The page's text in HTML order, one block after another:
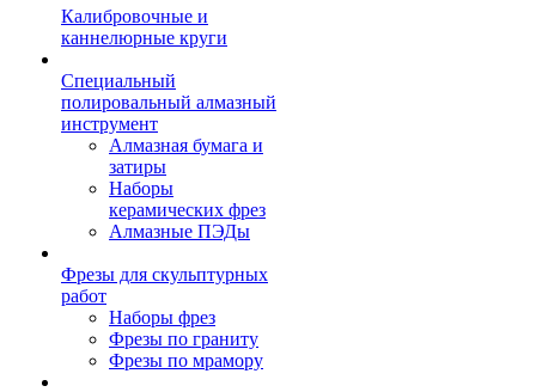
Калибровочные и
каннелюрные круги
Специальный
полировальный алмазный
инструмент
Алмазная бумага и
затиры
Наборы
керамических фрез
Алмазные ПЭДы
Фрезы для скульптурных
работ
Наборы фрез
Фрезы по граниту
Фрезы по мрамору